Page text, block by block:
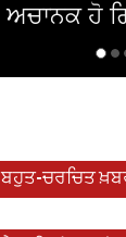
ਬਹੁਤ-ਚਰਚਿਤ